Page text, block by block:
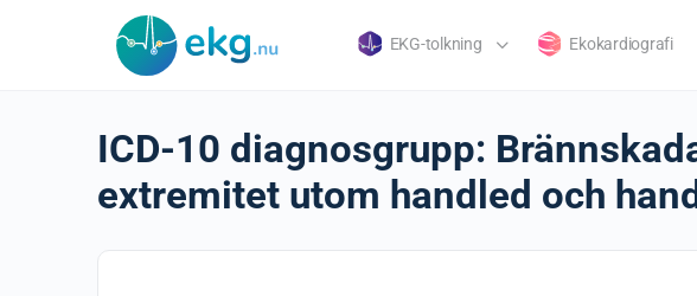
EKG-tolkning Ekokardiografi
ICD-10 diagnosgrupp:
extremitet utom handled och